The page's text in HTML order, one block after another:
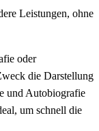
Leistungen, ohne
oder
die Darstellung
und Autobiografie
um schnell die